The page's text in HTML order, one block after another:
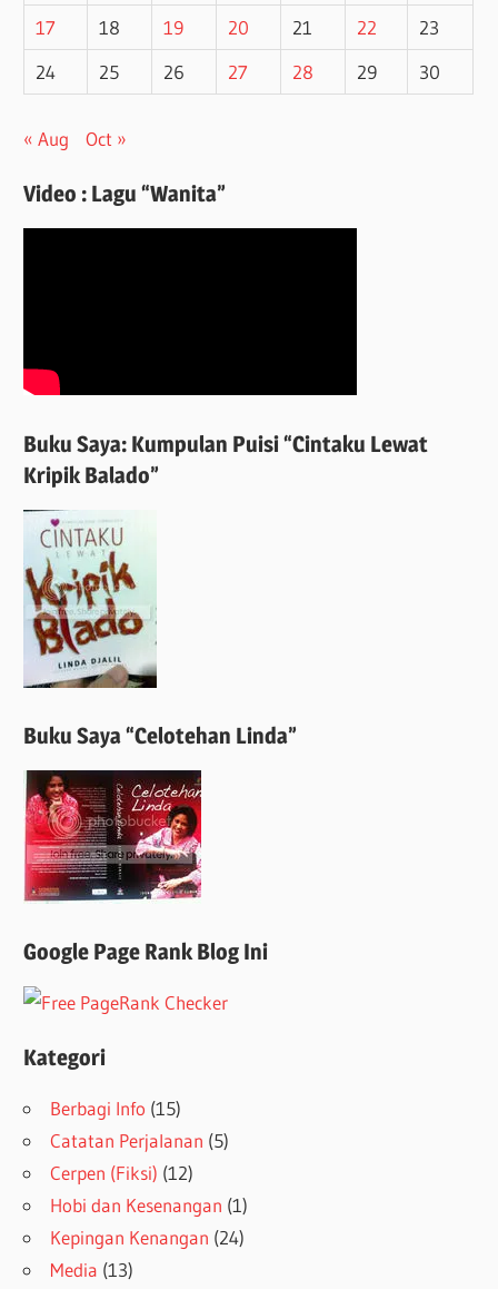
17
18 19 20 21 22
23
24
25 26 27 28 29 30
« Aug Oct »
Video : Lagu “Wanita”
Buku Saya: Kumpulan Puisi “Cintaku Lewat
Kripik Balado”
Buku Saya “Celotehan Linda”
Google Page Rank Blog Ini
Kategori
Berbagi Info (15)
Catatan Perjalanan (5)
Cerpen (Fiksi) (12)
Hobi dan Kesenangan (1)
Kepingan Kenangan (24)
Media (13)